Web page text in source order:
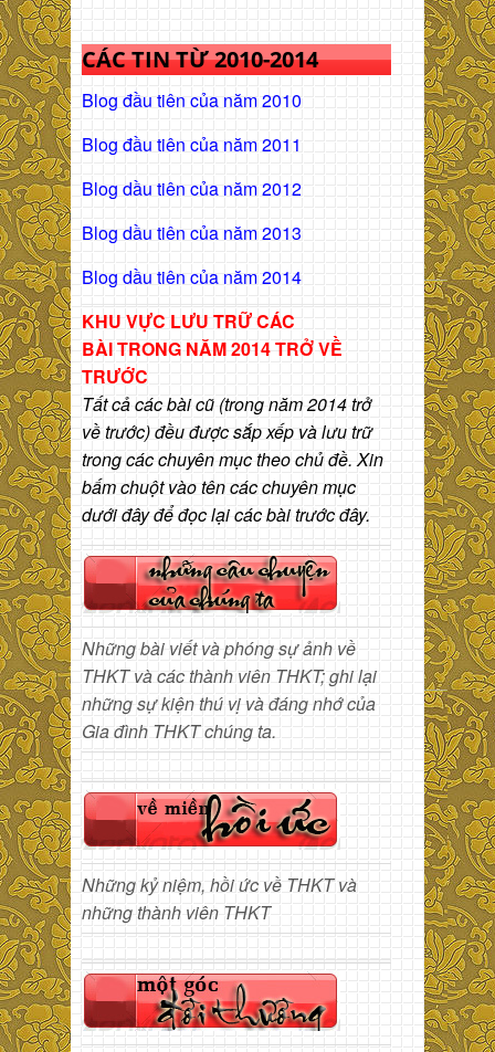
CÁC TIN TỪ 2010-2014
Blog đầu tiên của năm 2010
Blog đầu tiên của năm 2011
Blog dầu tiên của năm 2012
Blog dầu tiên của năm 2013
Blog dầu tiên của năm 2014
KHU VỰC LƯU TRỮ CÁC
BÀITRONG NĂM 2014 TRỞ VỀ
TRƯỚC
Tất cả các bài cũ (trong năm 2014 trở
về trước) đều được sắp xếp và lưu trữ
trong các chuyên mục theo chủ đề. Xin
bấm chuột vào tên các chuyên mục
dưới đây để đọc lại các bài trước đây.
Những bài viết và phóng sự ảnh về
THKT và các thành viên THKT; ghi lại
những sự kiện thú vị và đáng nhớ của
Gia đình THKT chúng ta.
Những kỷ niệm, hồi ức về THKT và
những thành viên THKT